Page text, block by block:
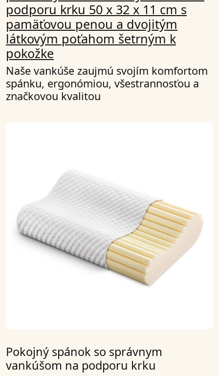
podporu krku 50 x 32 x 11 cm s
pamäťovou penou a dvojitým
látkovým poťahom šetrným k
pokožke
Naše vankúše zaujmú svojím komfortom
spánku, ergonómiou, všestrannosťou a
značkovou kvalitou
Pokojný spánok so správnym
vankúšom na podporu krku